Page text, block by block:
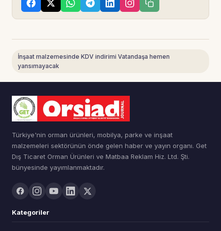
İnşaat malzemesinde KDV indirimi Vatandaşa hemen
yansımayacak
Türkiye'nin orman ürünleri, mobilya, parke ve inşaat
malzemeleri sektörünün önde gelen haber ve yayın organı. Get
Dış Ticaret Orman Ürünleri ve Matbaa Reklam Hiz. Ltd. Şti.
bünyesinde yayımlanmaktadır.
Kategoriler